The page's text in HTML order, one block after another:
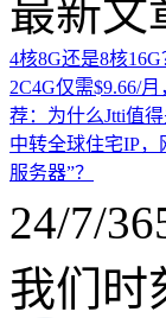
最新文
4核8G还是8核
2C4G仅需$9.66/
荐：为什么Jtti值得
中转全球住宅IP
服务器”？
24/7/
我们时